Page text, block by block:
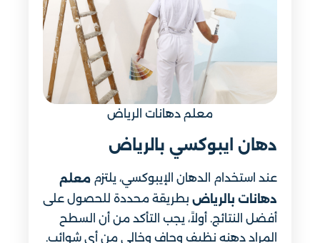
معلم دهانات الرياض
دهان ايبوكسي​ بالرياض
عند استخدام الدهان الإيبوكسي، يلتزم معلم
دهانات بالرياض بطريقة محددة للحصول على
أفضل النتائج. أولاً، يجب التأكد من أن السطح
المراد دهنه نظيف وجاف وخالي من أي شوائب.